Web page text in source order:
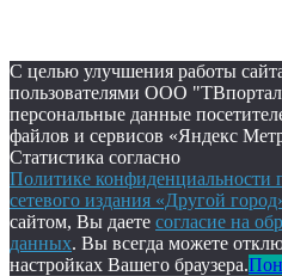
С целью улучшения работы
пользователями ООО
персональные данные
файлов и сервисов «Яндекс
Статистика согласно
Политике конфиденциальности
сетевого издания «Другой
сайтом, Вы даете согласие на
данных. Вы всегда можете
настройках Вашего браузера.